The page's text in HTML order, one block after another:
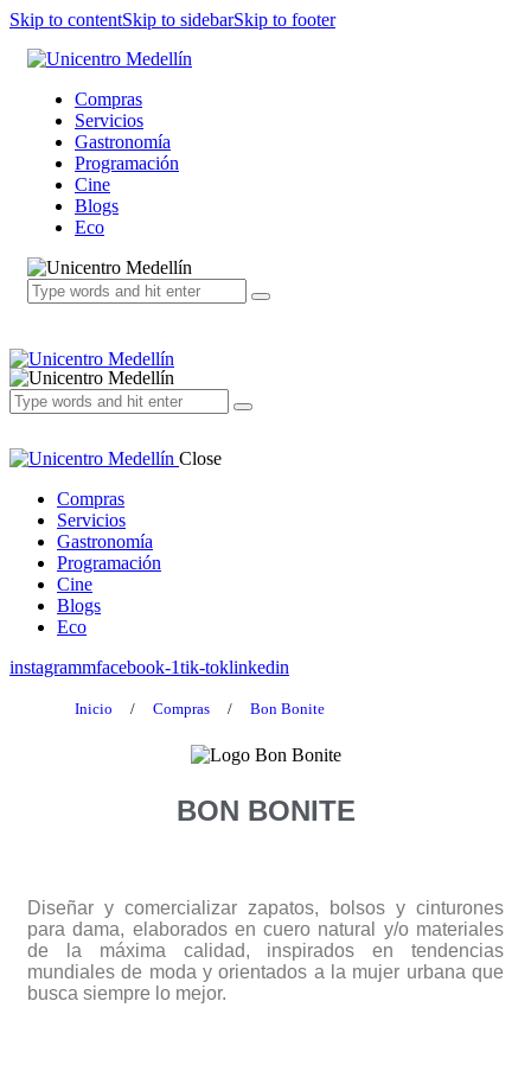
Skip to contentSkip to sidebarSkip to footer
Compras
Servicios
Gastronomía
Programación
Cine
Blogs
Eco
Close
Compras
Servicios
Gastronomía
Programación
Cine
Blogs
Eco
instagrammfacebook-1tik-toklinkedin
Inicio / Compras / Bon Bonite
BON BONITE
Diseñar y comercializar zapatos, bolsos y cinturones
para dama, elaborados en cuero natural y/o materiales
de la máxima calidad, inspirados en tendencias
mundiales de moda y orientados a la mujer urbana que
busca siempre lo mejor.